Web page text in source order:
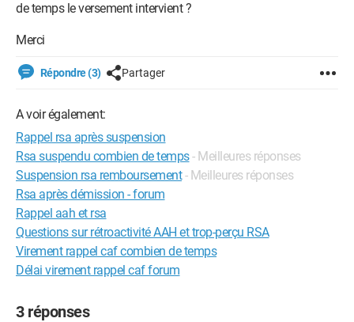
de temps le versement intervient ?
Merci
Répondre (3) Partager
A voir également:
Rappel rsa après suspension
Rsa suspendu combien de temps- Meilleures réponses
Suspension rsa remboursement - Meilleures réponses
Rsa après démission - forum
Rappel aah et rsa
Questions sur rétroactivité AAH et trop-perçu RSA
Virement rappel caf combien de temps
Délai virement rappel caf forum
3 réponses